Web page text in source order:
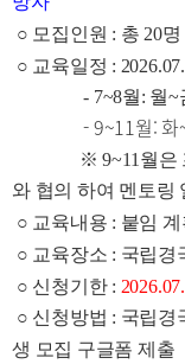
○ 모집인원 : 총 20명
○ 교육일정 :
- 7~8월: 월~
- 9~11월: 화
※ 9~11월은 프로
와 협의 하여 멘토링
○ 교육내용 : 붙임 계
○ 교육장소 : 국립경
○ 신청기한 :
○ 신청방법 : 국립경
생 모집 구글폼 제출